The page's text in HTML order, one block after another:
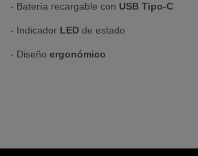
- Batería recargable con USB Tipo-C
- Indicador LED de estado
- Diseño ergonómico